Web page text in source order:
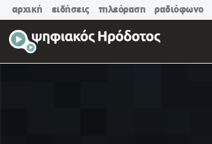
αρχική ειδήσεις τηλεόραση ραδιόφωνο